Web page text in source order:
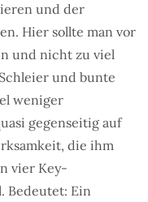
und der
Hier sollte man vor
und nicht zu viel
und bunte
weniger
gegenseitig auf
die ihm
vier Key-
Bedeutet: Ein